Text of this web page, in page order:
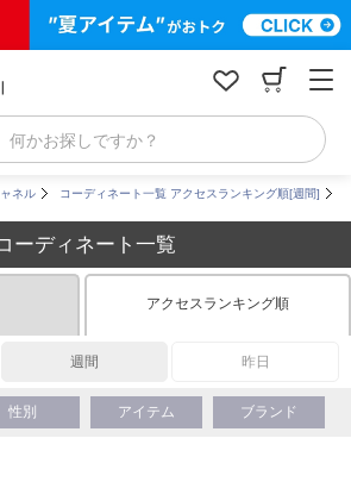
何かお探しですか？
ネル
コーディネート一覧 アクセスランキング順[週間]
ーディネート一覧
アクセスランキング順
週間 昨日
性別 アイテム ブランド